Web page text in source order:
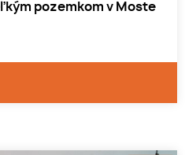
pozemkom v Moste